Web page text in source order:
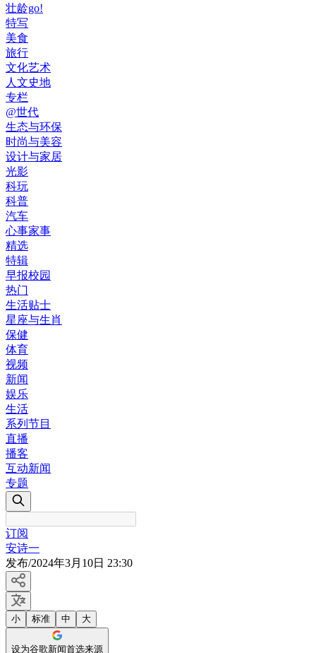
壮龄go!
特写
美食
旅行
文化艺术
人文史地
专栏
@世代
生态与环保
时尚与美容
设计与家居
光影
科玩
科普
汽车
心事家事
精选
特辑
早报校园
热门
生活贴士
星座与生肖
保健
体育
视频
新闻
娱乐
生活
系列节目
直播
播客
互动新闻
专题
订阅
安诗一
发布/2024年3月10日 23:30
小 标准 中 大
设为谷歌新闻首选来源